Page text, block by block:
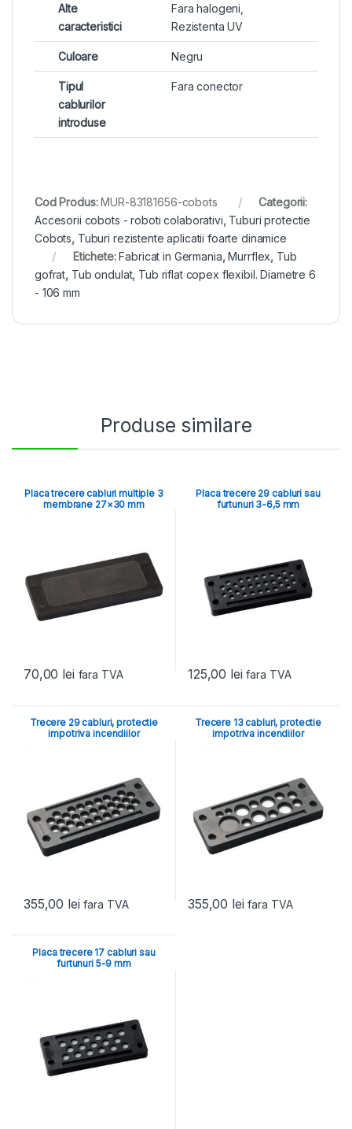
Alte
caracteristici
Fara halogeni,
Rezistenta UV
Culoare Negru
Tipul
cablurilor
introduse
Fara conector
Cod Produs:MUR-83181656-cobots
Categorii:
Accesorii cobots - roboti colaborativi, Tuburi protectie
Cobots, Tuburi rezistente aplicatii foarte dinamice
Etichete:Fabricat in Germania,Murrflex, Tub
gofrat, Tub ondulat, Tub riflat copex flexibil. Diametre 6
- 106 mm
Produse similare
Placa trecere cabluri multiple 3
membrane 27×30 mm
70,00 lei fara TVA
Placa trecere 29 cabluri sau
furtunuri 3-6,5 mm
125,00 lei fara TVA
Trecere 29 cabluri, protectie
impotriva incendiilor
355,00 lei fara TVA
Trecere 13 cabluri, protectie
impotriva incendiilor
355,00 lei fara TVA
Placa trecere 17 cabluri sau
furtunuri 5-9 mm